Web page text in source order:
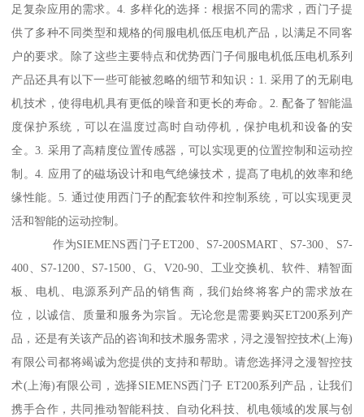
足复杂应用的需求。4. 多样化的选择：根据不同的需求，西门子提
供了多种不同类型和规格的伺服电机低压电机产品，以满足不同客
户的要求。除了这些主要特点和优势西门子伺服电机低压电机系列
产品还具有以下一些可能被忽略的细节和知识：1. 采用了的无刷电
机技术，使得电机具有更低的噪音和更长的寿命。2. 配备了智能温
度保护系统，可以在温度过高时自动停机，保护电机和设备的安
全。3. 采用了高精度位置传感器，可以实现更的位置控制和运动控
制。4. 应用了的磁场设计和电气绝缘技术，提髙了电机的效率和绝
缘性能。5. 通过使用西门子的配套软件和控制系统，可以实现更灵
活和智能的运动控制。
作为SIEMENS西门子ET200、S7-200SMART、S7-300、S7-
400、S7-1200、S7-1500、G、V20-90、工业交换机、软件、精智面
板、电机、电源系列产品的销售商，我们始终将客户的需求放在
位，以诚信、质量和服务为宗旨。无论您是需要购买ET200系列产
品，还是有关该产品的咨询和技术服务需求，浔之漫智控技术(上海)
有限公司都将竭诚为您提供的支持和帮助。请您选择浔之漫智控技
术(上海)有限公司，选择SIEMENS西门子 ET200系列产品，让我们
携手合作，共同推动智能科技、自动化科技、机电领域的发展与创